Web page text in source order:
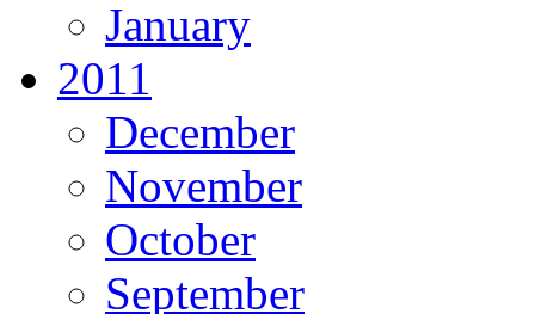
January
2011
December
November
October
September